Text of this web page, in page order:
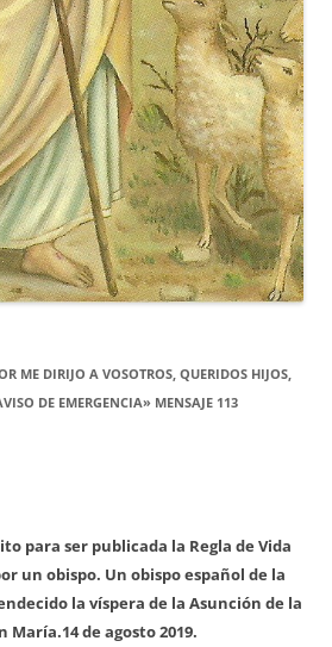
ME DIRIJO A VOSOTROS, QUERIDOS HIJOS,
DE EMERGENCIA» MENSAJE 113
para ser publicada la Regla de Vida
un obispo. Un obispo español de la
la víspera de la Asunción de la
María.14 de agosto 2019.